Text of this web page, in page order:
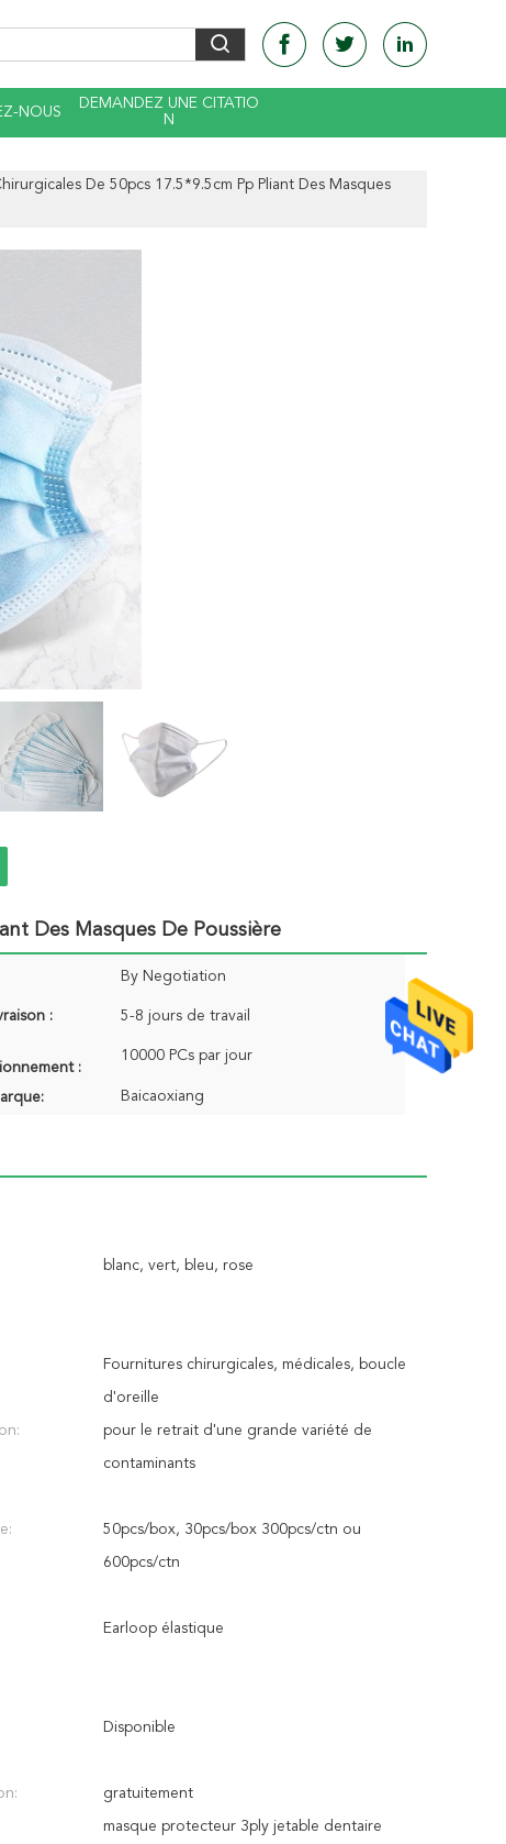
NOUS
DEMANDEZ UNE CITATIO
N
De 50pcs 17.5*9.5cm Pp Pliant Des Masques
Des Masques De Poussière
By Negotiation
: 5-8 jours de travail
:
10000 PCs par jour
Baicaoxiang
blanc, vert, bleu, rose
Fournitures chirurgicales, médicales, boucle
d'oreille
pour le retrait d'une grande variété de
contaminants
50pcs/box, 30pcs/box 300pcs/ctn ou
600pcs/ctn
Earloop élastique
Disponible
gratuitement
masque protecteur 3ply jetable dentaire